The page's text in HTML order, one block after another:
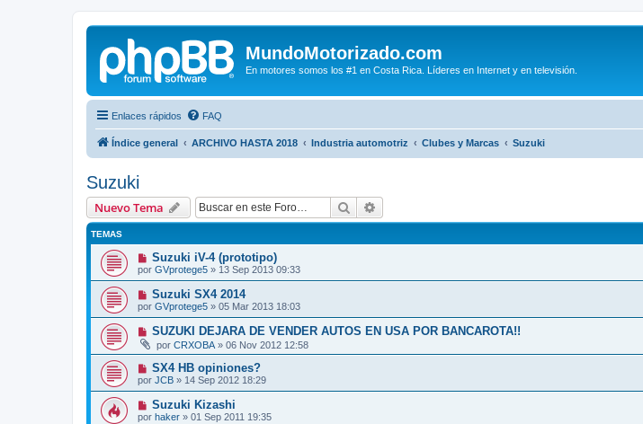
MundoMotorizado.com
En motores somos los #1 en Costa Rica. Líderes en Internet y en televisión.
Enlaces rápidos FAQ
Índice general ARCHIVO HASTA 2018 Industria automotriz Clubes y Marcas Suzuki
Suzuki
Nuevo Tema Buscar
TEMAS
Suzuki iV-4 (prototipo)
por GVprotege5 » 13 Sep 2013 09:33
Suzuki SX4 2014
por GVprotege5 » 05 Mar 2013 18:03
SUZUKI DEJARA DE VENDER AUTOS EN USA POR BANCAROTA!!
por CRXOBA » 06 Nov 2012 12:58
SX4 HB opiniones?
por JCB » 14 Sep 2012 18:29
Suzuki Kizashi
por haker » 01 Sep 2011 19:35